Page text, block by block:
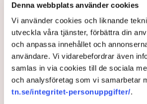
Denna webbplats använder cookies
Vi använder cookies och liknande
utveckla våra tjänster, förbättra din
och anpassa innehållet och
användare. Vi vidarebefordrar även
samlas in via cookies till de sociala
och analysföretag som vi samarbetar
tn.se/integritet-personuppgifter/.
Så bygger
kompetens